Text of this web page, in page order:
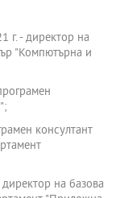
г. - директор на
"Компютърна и
консултант
на базова